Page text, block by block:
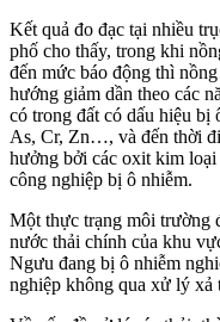
Kết quả đo đạc tại nhiều
phố cho thấy, trong khi
đến mức báo động thì
hướng giảm dần theo các
có trong đất có dấu hiệu
As, Cr, Zn…, và đến thời
hưởng bởi các oxit kim loại
công nghiệp bị ô nhiễm.
Một thực trạng môi trường
nước thải chính của khu
Ngưu đang bị ô nhiễm
nghiệp không qua xử lý xả